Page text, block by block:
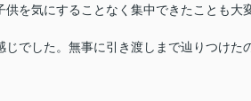
を気にすることなく集中できたことも大
でした。無事に引き渡しまで辿りつけた